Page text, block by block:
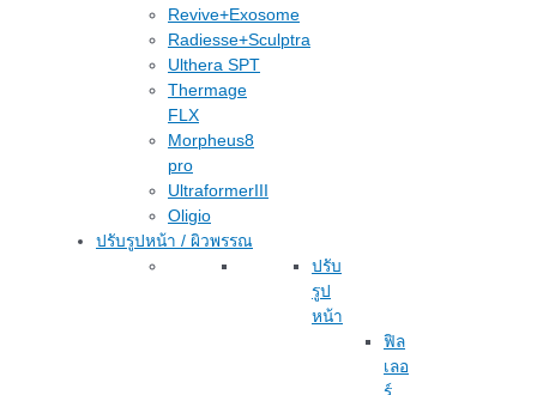
Revive+Exosome
Radiesse+Sculptra
Ulthera SPT
Thermage
FLX
Morpheus8
pro
UltraformerIII
Oligio
ปรับรูปหน้า / ผิวพรรณ
ปรับ
รูป
หน้า
ฟิล
เลอ